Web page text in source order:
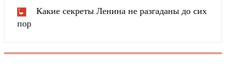
Какие секреты Ленина не разгаданы до сих
пор